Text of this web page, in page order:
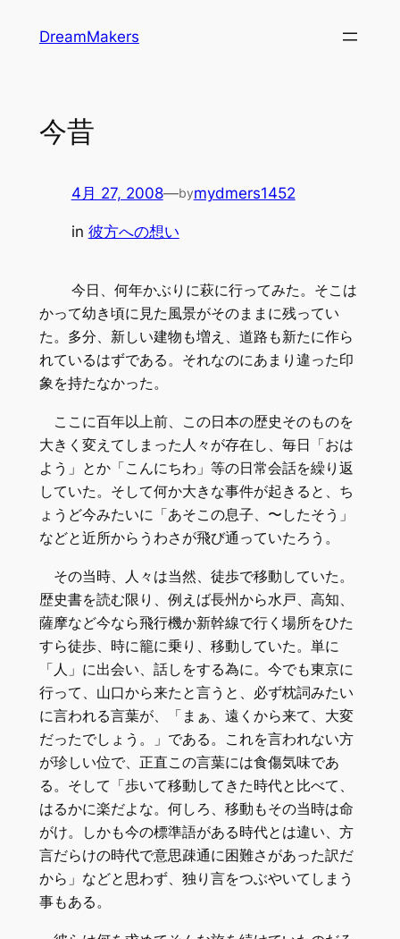
DreamMakers
今昔
4月 27, 2008—bymydmers1452
in 彼方への想い
今日、何年かぶりに萩に行ってみた。そこは
かって幼き頃に見た風景がそのままに残ってい
た。多分、新しい建物も増え、道路も新たに作ら
れているはずである。それなのにあまり違った印
象を持たなかった。
ここに百年以上前、この日本の歴史そのものを
大きく変えてしまった人々が存在し、毎日「おは
よう」とか「こんにちわ」等の日常会話を繰り返
していた。そして何か大きな事件が起きると、ち
ょうど今みたいに「あそこの息子、〜したそう」
などと近所からうわさが飛び通っていたろう。
その当時、人々は当然、徒歩で移動していた。
歴史書を読む限り、例えば長州から水戸、高知、
薩摩など今なら飛行機か新幹線で行く場所をひた
すら徒歩、時に籠に乗り、移動していた。単に
「人」に出会い、話しをする為に。今でも東京に
行って、山口から来たと言うと、必ず枕詞みたい
に言われる言葉が、「まぁ、遠くから来て、大変
だったでしょう。」である。これを言われない方
が珍しい位で、正直この言葉には食傷気味であ
る。そして「歩いて移動してきた時代と比べて、
はるかに楽だよな。何しろ、移動もその当時は命
がけ。しかも今の標準語がある時代とは違い、方
言だらけの時代で意思疎通に困難さがあった訳だ
から」などと思わず、独り言をつぶやいてしまう
事もある。